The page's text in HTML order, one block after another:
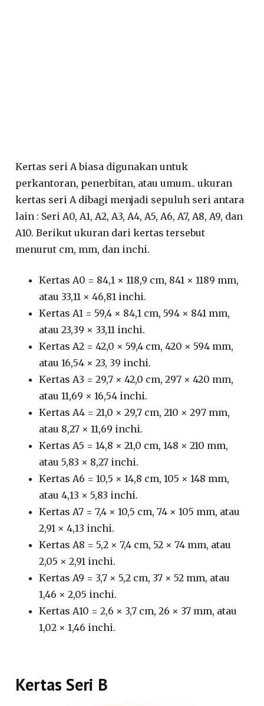
Kertas seri A biasa digunakan untuk
perkantoran, penerbitan, atau umum.. ukuran
kertas seri A dibagi menjadi sepuluh seri antara
lain : Seri A0, A1, A2, A3, A4, A5, A6, A7, A8, A9, dan
A10. Berikut ukuran dari kertas tersebut
menurut cm, mm, dan inchi.
Kertas A0 = 84,1 × 118,9 cm, 841 × 1189 mm,
atau 33,11 × 46,81 inchi.
Kertas A1 = 59,4 × 84,1 cm, 594 × 841 mm,
atau 23,39 × 33,11 inchi.
Kertas A2 = 42,0 × 59,4 cm, 420 × 594 mm,
atau 16,54 × 23, 39 inchi.
Kertas A3 = 29,7 × 42,0 cm, 297 × 420 mm,
atau 11,69 × 16,54 inchi.
Kertas A4 = 21,0 × 29,7 cm, 210 × 297 mm,
atau 8,27 × 11,69 inchi.
Kertas A5 = 14,8 × 21,0 cm, 148 × 210 mm,
atau 5,83 × 8,27 inchi.
Kertas A6 = 10,5 × 14,8 cm, 105 × 148 mm,
atau 4,13 × 5,83 inchi.
Kertas A7 = 7,4 × 10,5 cm, 74 × 105 mm, atau
2,91 × 4,13 inchi.
Kertas A8 = 5,2 × 7,4 cm, 52 × 74 mm, atau
2,05 × 2,91 inchi.
Kertas A9 = 3,7 × 5,2 cm, 37 × 52 mm, atau
1,46 × 2,05 inchi.
Kertas A10 = 2,6 × 3,7 cm, 26 × 37 mm, atau
1,02 × 1,46 inchi.
Kertas Seri B